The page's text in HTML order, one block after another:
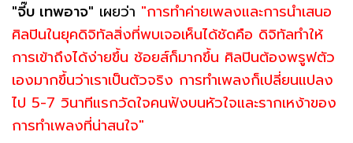
"จี๊บ เทพอาจ" เผยว่า "การทำค่ายเพลงและการนำเสนอ
ศิลปินในยุคดิจิทัลสิ่งที่พบเจอเห็นได้ชัดคือ ดิจิทัลทำให้
การเข้าถึงได้ง่ายขึ้น ช้อยส์ก็มากขึ้น ศิลปินต้องพรูฟตัว
เองมากขึ้นว่าเราเป็นตัวจริง การทำเพลงก็เปลี่ยนแปลง
ไป 5-7 วินาทีแรกวัดใจคนฟังบนหัวใจและรากเหง้าของ
การทำเพลงที่น่าสนใจ"